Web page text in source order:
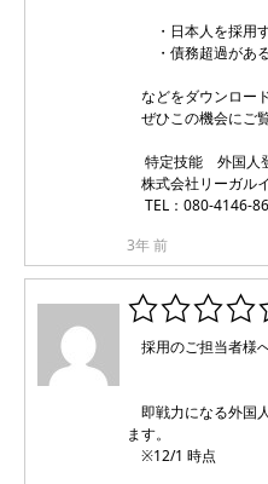
・日本人を採用す
・債務超過がある
などをダウンロー
ぜひこの機会にご
特定技能 外国人
株式会社リーガル
TEL：080-4146-
3年 前
採用のご担当者様
即戦力になる外国
ます。
※12/1 時点